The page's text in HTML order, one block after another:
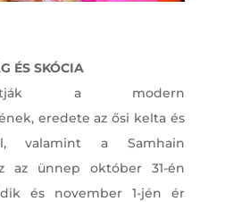
ÉS SKÓCIA
a modern
eredete az ősi kelta és
valamint a Samhain
az ünnep október 31-én
és november 1-jén ér